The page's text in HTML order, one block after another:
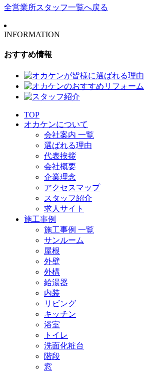
全営業所スタッフ一覧へ戻る
INFORMATION
おすすめ情報
TOP
オカケンについて
会社案内 一覧
選ばれる理由
代表挨拶
会社概要
企業理念
アクセスマップ
スタッフ紹介
求人サイト
施工事例
施工事例 一覧
サンルーム
屋根
外壁
外構
給湯器
内装
リビング
キッチン
浴室
トイレ
洗面化粧台
階段
窓